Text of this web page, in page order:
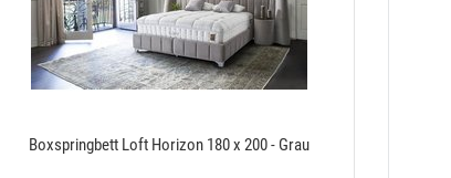
Boxspringbett Loft Horizon 180 x 200 - Grau